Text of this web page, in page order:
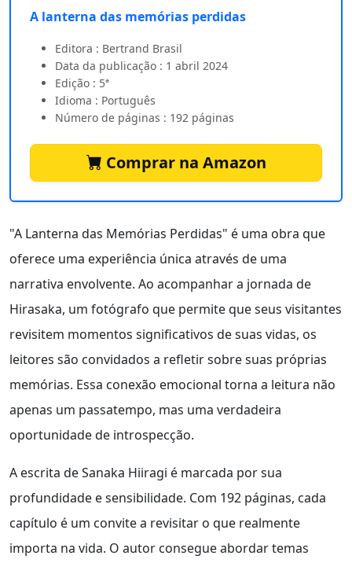
A lanterna das memórias perdidas
Editora : Bertrand Brasil
Data da publicação : 1 abril 2024
Edição : 5ª
Idioma : Português
Número de páginas : 192 páginas
Comprar na Amazon
"A Lanterna das Memórias Perdidas" é uma obra que
oferece uma experiência única através de uma
narrativa envolvente. Ao acompanhar a jornada de
Hirasaka, um fotógrafo que permite que seus visitantes
revisitem momentos significativos de suas vidas, os
leitores são convidados a refletir sobre suas próprias
memórias. Essa conexão emocional torna a leitura não
apenas um passatempo, mas uma verdadeira
oportunidade de introspecção.
A escrita de Sanaka Hiiragi é marcada por sua
profundidade e sensibilidade. Com 192 páginas, cada
capítulo é um convite a revisitar o que realmente
importa na vida. O autor consegue abordar temas